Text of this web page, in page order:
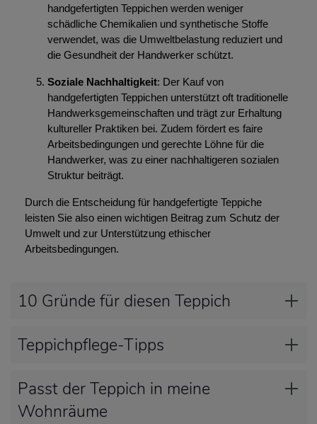
handgefertigten Teppichen werden weniger
schädliche Chemikalien und synthetische Stoffe
verwendet, was die Umweltbelastung reduziert und
die Gesundheit der Handwerker schützt.
Soziale Nachhaltigkeit: Der Kauf von
handgefertigten Teppichen unterstützt oft traditionelle
Handwerksgemeinschaften und trägt zur Erhaltung
kultureller Praktiken bei. Zudem fördert es faire
Arbeitsbedingungen und gerechte Löhne für die
Handwerker, was zu einer nachhaltigeren sozialen
Struktur beiträgt.
Durch die Entscheidung für handgefertigte Teppiche
leisten Sie also einen wichtigen Beitrag zum Schutz der
Umwelt und zur Unterstützung ethischer
Arbeitsbedingungen.
10 Gründe für diesen Teppich
Teppichpflege-Tipps
Passt der Teppich in meine
Wohnräume